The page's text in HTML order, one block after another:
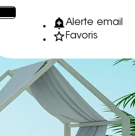
Alerte email
Favoris